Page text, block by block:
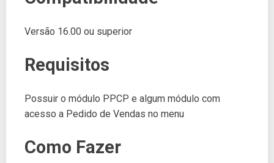
Versão 16.00 ou superior
Requisitos
Possuir o módulo PPCP e algum módulo com
acesso a Pedido de Vendas no menu
Como Fazer